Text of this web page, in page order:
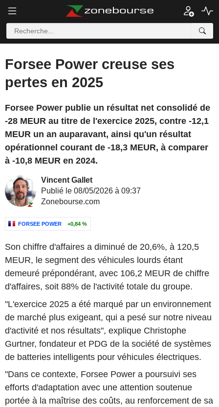
Forsee Power creuse ses
pertes en 2025
Forsee Power publie un résultat net consolidé de
-28 MEUR au titre de l'exercice 2025, contre -12,1
MEUR un an auparavant, ainsi qu'un résultat
opérationnel courant de -18,3 MEUR, à comparer
à -10,8 MEUR en 2024.
Vincent Gallet
Publié le 08/05/2026 à 09:37
Zonebourse.com
FORSEE POWER +0,84 %
Son chiffre d'affaires a diminué de 20,6%, à 120,5
MEUR, le segment des véhicules lourds étant
demeuré prépondérant, avec 106,2 MEUR de chiffre
d'affaires, soit 88% de l'activité totale du groupe.
"L'exercice 2025 a été marqué par un environnement
de marché plus exigeant, qui a pesé sur notre niveau
d'activité et nos résultats", explique Christophe
Gurtner, fondateur et PDG de la société de systèmes
de batteries intelligents pour véhicules électriques.
"Dans ce contexte, Forsee Power a poursuivi ses
efforts d'adaptation avec une attention soutenue
portée à la maîtrise des coûts, au renforcement de sa